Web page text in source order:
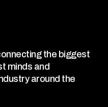
the biggest
minds and
around the